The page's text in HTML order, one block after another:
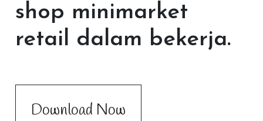
shop minimarket
retail dalam bekerja.
Download Now